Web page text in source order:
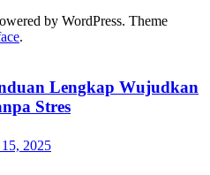
by WordPress. Theme
.
Lengkap Wujudkan
Stres
2025